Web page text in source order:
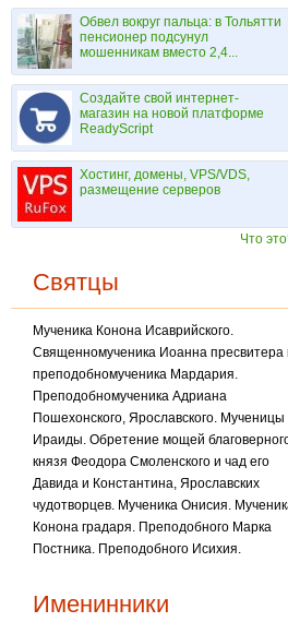
Обвел вокруг пальца: в Тольятти
пенсионер подсунул
мошенникам вместо 2,4...
Создайте свой интернет-
магазин на новой платформе
ReadyScript
Хостинг, домены, VPS/VDS,
размещение серверов
Что
Святцы
Мученика Конона Исаврийского.
Священномученика Иоанна пресвитера
преподобномученика Мардария.
Преподобномученика Адриана
Пошехонского, Ярославского. Мученицы
Ираиды. Обретение мощей
князя Феодора Смоленского и чад его
Давида и Константина, Ярославских
чудотворцев. Мученика Онисия.
Конона градаря. Преподобного Марка
Постника. Преподобного Исихия.
Именинники